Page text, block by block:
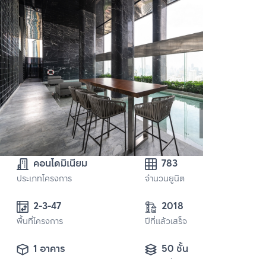
คอนโดมิเนียม
ประเภทโครงการ
783
จำนวนยูนิต
2-3-47
พื้นที่โครงการ
2018
ปีที่แล้วเสร็จ
1 อาคาร 50 ชั้น